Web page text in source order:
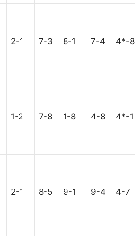
2-1 7-3 8-1 7-4 4*-8
1-2 7-8 1-8 4-8 4*-1
2-1 8-5 9-1 9-4 4-7